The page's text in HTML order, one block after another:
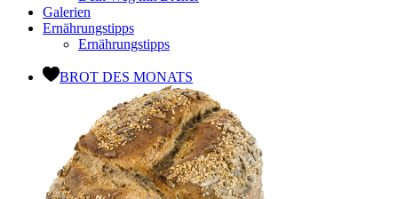
Galerien
Ernährungstipps
Ernährungstipps
BROT DES MONATS